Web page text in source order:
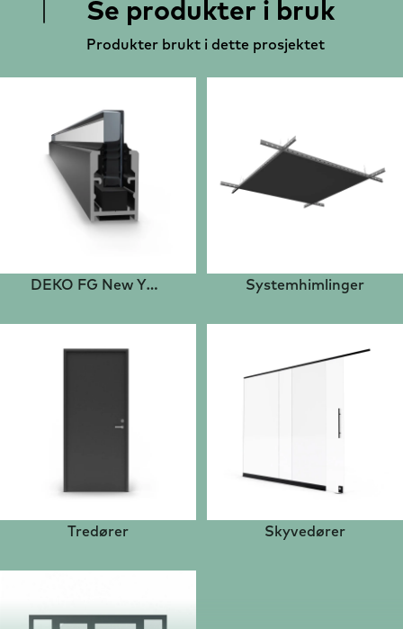
Se produkter i bruk
Produkter brukt i dette prosjektet
DEKO FG New Yorker Systemhimlinger
Tredører Skyvedører